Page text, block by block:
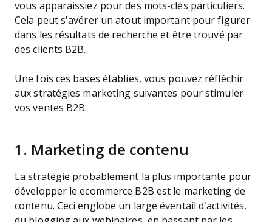
vous apparaissiez pour des mots-clés particuliers.
Cela peut s’avérer un atout important pour figurer
dans les résultats de recherche et être trouvé par
des clients B2B.
Une fois ces bases établies, vous pouvez réfléchir
aux stratégies marketing suivantes pour stimuler
vos ventes B2B.
1. Marketing de contenu
La stratégie probablement la plus importante pour
développer le ecommerce B2B est le marketing de
contenu. Ceci englobe un large éventail d’activités,